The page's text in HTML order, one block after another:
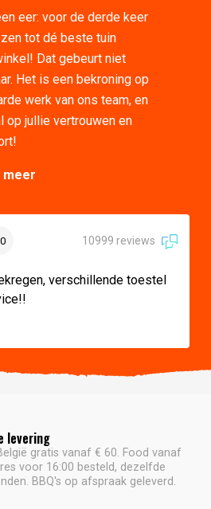
eer: voor de derde keer
tot dé beste tuin
Dat gebeurt niet
Het is een bekroning op
werk van ons team, en
op jullie vertrouwen en
meer
10999 reviews
verschillende toestel
levering
gratis vanaf € 60. Food vanaf
voor 16:00 besteld, dezelfde
BBQ's op afspraak geleverd.